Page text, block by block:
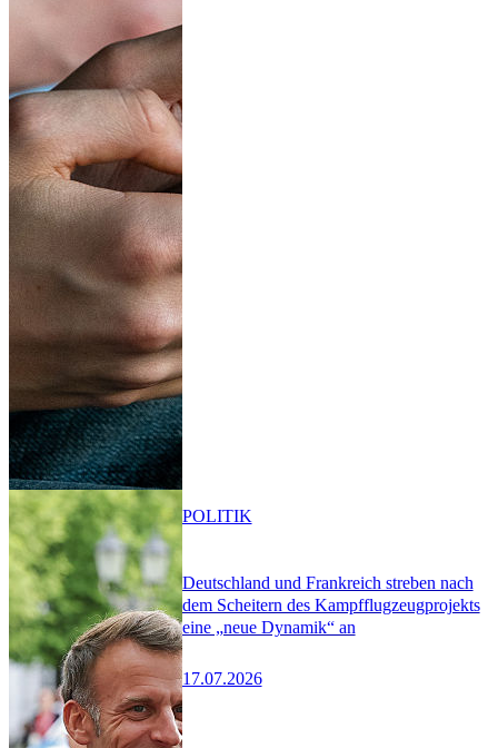
Deutschland und Frankreich streben nach
dem Scheitern des Kampfflugzeugprojekts
eine „neue Dynamik“ an
17.07.2026
POLITIK